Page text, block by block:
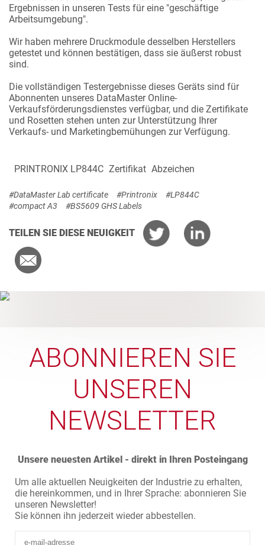
Ergebnissen in unseren Tests für eine "geschäftige
Arbeitsumgebung".
Wir haben mehrere Druckmodule desselben Herstellers
getestet und können bestätigen, dass sie äußerst robust
sind.
Die vollständigen Testergebnisse dieses Geräts sind für
Abonnenten unseres DataMaster Online-
Verkaufsförderungsdienstes verfügbar, und die Zertifikate
und Rosetten stehen unten zur Unterstützung Ihrer
Verkaufs- und Marketingbemühungen zur Verfügung.
PRINTRONIX LP844C Zertifikat Abzeichen
#DataMaster Lab certificate #Printronix
#LP844C
#compact A3
#BS5609 GHS Labels
TEILEN SIE DIESE NEUIGKEIT
ABONNIEREN SIE
UNSEREN
NEWSLETTER
Unsere neuesten Artikel - direkt in Ihren Posteingang
Um alle aktuellen Neuigkeiten der Industrie zu erhalten,
die hereinkommen, und in Ihrer Sprache: abonnieren Sie
unseren Newsletter!
Sie können ihn jederzeit wieder abbestellen.